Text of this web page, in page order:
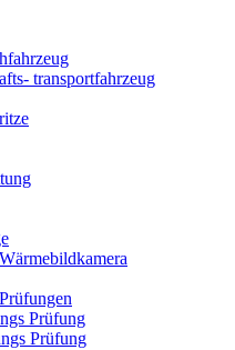
transportfahrzeug
Prüfung
Prüfung